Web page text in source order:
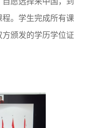
。学生完成所有课
颁发的学历学位证